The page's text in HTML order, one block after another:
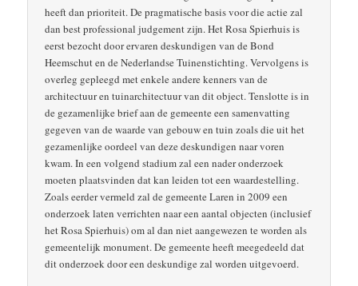
heeft dan prioriteit. De pragmatische basis voor die actie zal
dan best professional judgement zijn. Het Rosa Spierhuis is
eerst bezocht door ervaren deskundigen van de Bond
Heemschut en de Nederlandse Tuinenstichting. Vervolgens is
overleg gepleegd met enkele andere kenners van de
architectuur en tuinarchitectuur van dit object. Tenslotte is in
de gezamenlijke brief aan de gemeente een samenvatting
gegeven van de waarde van gebouw en tuin zoals die uit het
gezamenlijke oordeel van deze deskundigen naar voren
kwam. In een volgend stadium zal een nader onderzoek
moeten plaatsvinden dat kan leiden tot een waardestelling.
Zoals eerder vermeld zal de gemeente Laren in 2009 een
onderzoek laten verrichten naar een aantal objecten (inclusief
het Rosa Spierhuis) om al dan niet aangewezen te worden als
gemeentelijk monument. De gemeente heeft meegedeeld dat
dit onderzoek door een deskundige zal worden uitgevoerd.